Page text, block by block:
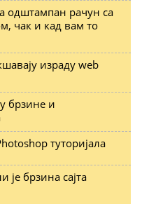
одштампан рачун са
чак и кад вам то
израду web
брзине и
туторијала
је брзина сајта